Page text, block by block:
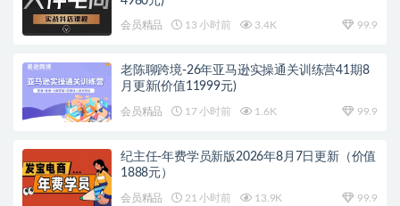
会员精品 13 小时前 3.4K 99.9
老陈聊跨境-26年亚马逊实操通关训练营41期8
月更新(价值11999元)
会员精品 17 小时前 1.6K 99.9
纪主任-年费学员新版2026年8月7日更新（价值
1888元）
会员精品 21 小时前 13.9K 99.9